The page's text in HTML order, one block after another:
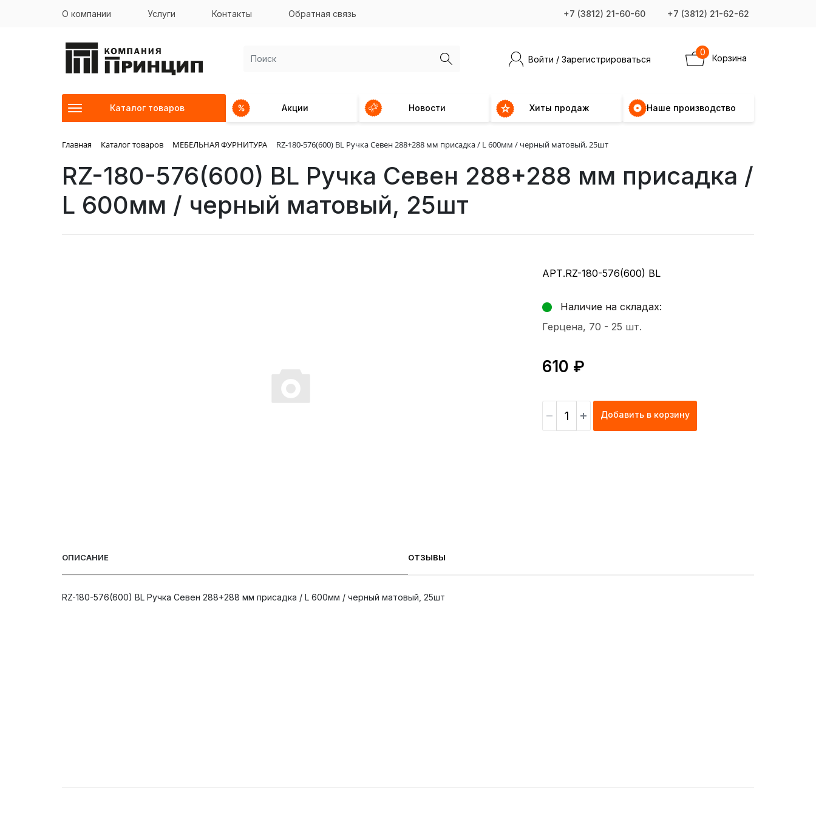
О компании Услуги Контакты Обратная связь +7 (3812) 21-60-60 +7 (3812) 21-62-62
Войти / Зарегистрироваться Корзина
0
Каталог товаров Акции Новости Хиты продаж Наше производство
Главная Каталог товаров МЕБЕЛЬНАЯ ФУРНИТУРА RZ-180-576(600) BL Ручка Севен 288+288 мм присадка / L 600мм / черный матовый, 25шт
RZ-180-576(600) BL Ручка Севен 288+288 мм присадка /
L 600мм / черный матовый, 25шт
АРТ.RZ-180-576(600) BL
Наличие на складах:
Герцена, 70 - 25 шт.
610 ₽
Добавить в корзину
ОПИСАНИЕ ОТЗЫВЫ
RZ-180-576(600) BL Ручка Севен 288+288 мм присадка / L 600мм / черный матовый, 25шт